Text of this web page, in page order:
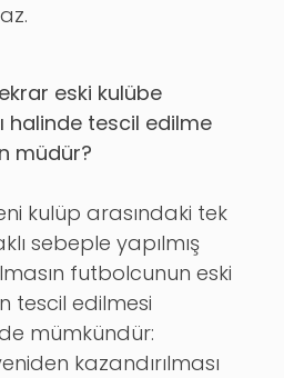
eski kulübe
halinde tescil edilme
müdür?
kulüp arasındaki tek
sebeple yapılmış
futbolcunun eski
tescil edilmesi
mümkündür:
kazandırılması